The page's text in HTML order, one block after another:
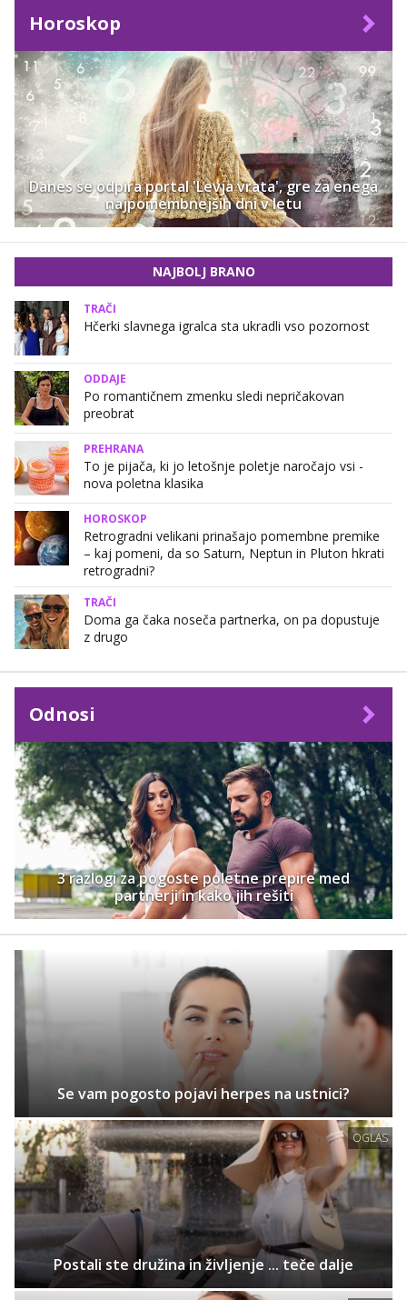
Horoskop
Danes se odpira portal 'Levja vrata', gre za enega
najpomembnejših dni v letu
NAJBOLJ BRANO
TRAČI
Hčerki slavnega igralca sta ukradli vso pozornost
ODDAJE
Po romantičnem zmenku sledi nepričakovan
preobrat
PREHRANA
To je pijača, ki jo letošnje poletje naročajo vsi -
nova poletna klasika
HOROSKOP
Retrogradni velikani prinašajo pomembne premike
– kaj pomeni, da so Saturn, Neptun in Pluton hkrati
retrogradni?
TRAČI
Doma ga čaka noseča partnerka, on pa dopustuje
z drugo
Odnosi
3 razlogi za pogoste poletne prepire med
partnerji in kako jih rešiti
Se vam pogosto pojavi herpes na ustnici?
OGLAS
Postali ste družina in življenje ... teče dalje